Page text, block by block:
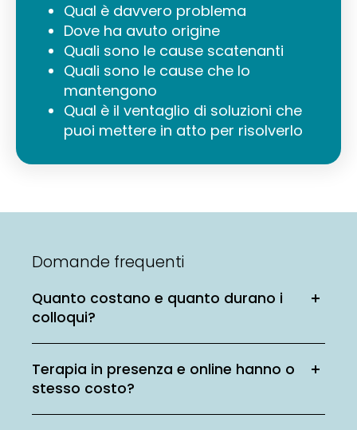
Qual è davvero problema
Dove ha avuto origine
Quali sono le cause scatenanti
Quali sono le cause che lo
mantengono
Qual è il ventaglio di soluzioni che
puoi mettere in atto per risolverlo
Domande frequenti
Quanto costano e quanto durano i
colloqui?
Terapia in presenza e online hanno o
stesso costo?